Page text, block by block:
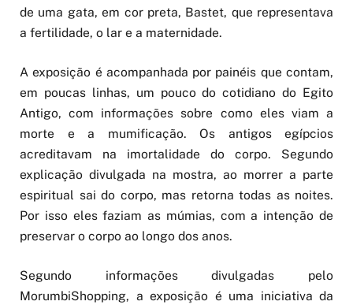
de uma gata, em cor preta, Bastet, que representava
a fertilidade, o lar e a maternidade.
A exposição é acompanhada por painéis que contam,
em poucas linhas, um pouco do cotidiano do Egito
Antigo, com informações sobre como eles viam a
morte e a mumificação. Os antigos egípcios
acreditavam na imortalidade do corpo. Segundo
explicação divulgada na mostra, ao morrer a parte
espiritual sai do corpo, mas retorna todas as noites.
Por isso eles faziam as múmias, com a intenção de
preservar o corpo ao longo dos anos.
Segundo informações divulgadas pelo
MorumbiShopping, a exposição é uma iniciativa da